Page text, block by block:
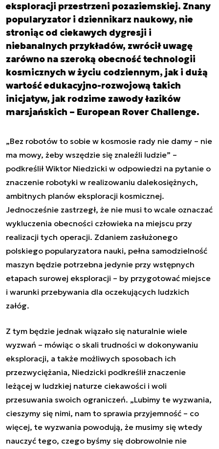
eksploracji przestrzeni pozaziemskiej. Znany
popularyzator i dziennikarz naukowy, nie
stroniąc od ciekawych dygresji i
niebanalnych przykładów, zwrócił uwagę
zarówno na szeroką obecność technologii
kosmicznych w życiu codziennym, jak i dużą
wartość edukacyjno-rozwojową takich
inicjatyw, jak rodzime zawody łazików
marsjańskich – European Rover Challenge.
„Bez robotów to sobie w kosmosie rady nie damy – nie
ma mowy, żeby wszędzie się znaleźli ludzie” –
podkreślił Wiktor Niedzicki w odpowiedzi na pytanie o
znaczenie robotyki w realizowaniu dalekosiężnych,
ambitnych planów eksploracji kosmicznej.
Jednocześnie zastrzegł, że nie musi to wcale oznaczać
wykluczenia obecności człowieka na miejscu przy
realizacji tych operacji. Zdaniem zasłużonego
polskiego popularyzatora nauki, pełna samodzielność
maszyn będzie potrzebna jedynie przy wstępnych
etapach surowej eksploracji – by przygotować miejsce
i warunki przebywania dla oczekujących ludzkich
załóg.
Z tym będzie jednak wiązało się naturalnie wiele
wyzwań – mówiąc o skali trudności w dokonywaniu
eksploracji, a także możliwych sposobach ich
przezwyciężania, Niedzicki podkreślił znaczenie
leżącej w ludzkiej naturze ciekawości i woli
przesuwania swoich ograniczeń. „Lubimy te wyzwania,
cieszymy się nimi, nam to sprawia przyjemność – co
więcej, te wyzwania powodują, że musimy się wtedy
nauczyć tego, czego byśmy się dobrowolnie nie